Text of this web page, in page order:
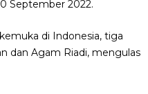
September 2022.
di Indonesia, tiga
dan Agam Riadi, mengulas